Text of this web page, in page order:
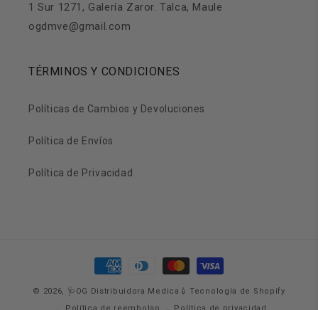
1 Sur 1271, Galería Zaror. Talca, Maule
ogdmve@gmail.com
TÉRMINOS Y CONDICIONES
Políticas de Cambios y Devoluciones
Política de Envíos
Política de Privacidad
Formas
de
pago
© 2026, 🩺OG Distribuidora Medica💉 Tecnología de Shopify